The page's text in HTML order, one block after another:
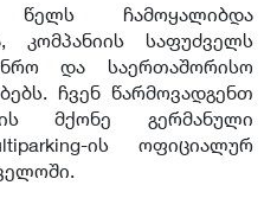
წელს ჩამოყალიბდა
კომპანიის საფუძველს
და საერთაშორისო
ჩვენ წარმოვადგენთ
მქონე გერმანული
ის ოფიციალურ